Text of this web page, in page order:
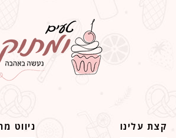
קצת עלינו ניווט